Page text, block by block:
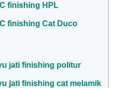
finishing HPL
finishing Cat Duco
jati finishing politur
jati finishing cat melamik